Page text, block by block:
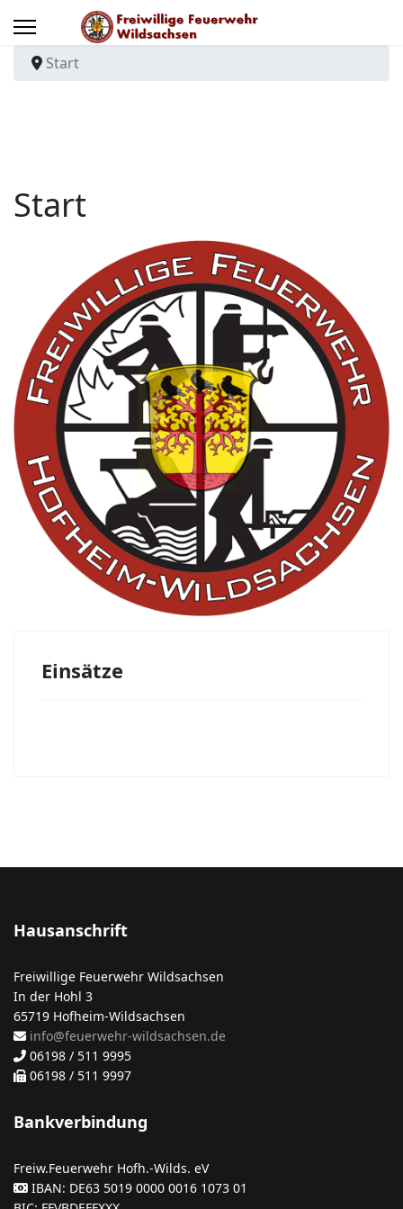
Start
Start
Einsätze
Hausanschrift
Freiwillige Feuerwehr Wildsachsen
In der Hohl 3
65719 Hofheim-Wildsachsen
info@feuerwehr-wildsachsen.de
06198 / 511 9995
06198 / 511 9997
Bankverbindung
Freiw.Feuerwehr Hofh.-Wilds. eV
IBAN: DE63 5019 0000 0016 1073 01